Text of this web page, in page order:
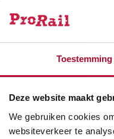
Toestemming
Deze website maakt
We gebruiken cookies
websiteverkeer te
Vanaf 4
terecht met